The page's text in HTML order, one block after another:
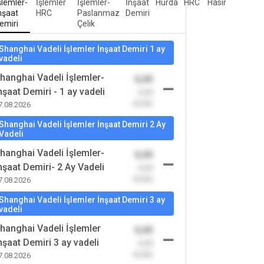
İşlemler
HRC
İşlemler-
Paslanmaz
Çelik
İnşaat
Demiri
Hurda
HRC
Hasır
Vadeli İşlemler İnşaat Demiri 1 ay
Vadeli İşlemler-
Demiri - 1 ay vadeli
0,00
Vadeli İşlemler İnşaat Demiri 2 Ay
Vadeli İşlemler-
Demiri- 2 Ay Vadeli
0,00
Vadeli İşlemler İnşaat Demiri 3 ay
Vadeli İşlemler
Demiri 3 ay vadeli
0,00